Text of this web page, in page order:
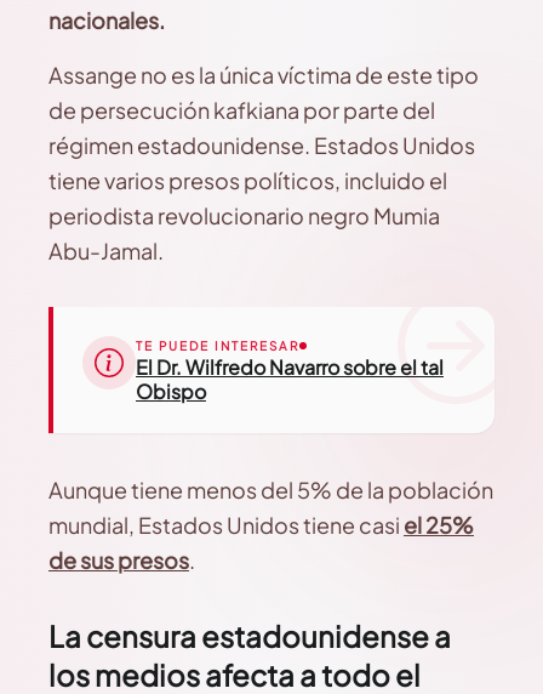
nacionales.
Assange no es la única víctima de este tipo
de persecución kafkiana por parte del
régimen estadounidense. Estados Unidos
tiene varios presos políticos, incluido el
periodista revolucionario negro Mumia
Abu-Jamal.
TE PUEDE INTERESAR
El Dr. Wilfredo Navarro sobre el tal
Obispo
Aunque tiene menos del 5% de la población
mundial, Estados Unidos tiene casi el 25%
de sus presos.
La censura estadounidense a
los medios afecta a todo el